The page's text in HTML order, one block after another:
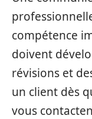
compétence
doivent
révisions et
un client dès
vous